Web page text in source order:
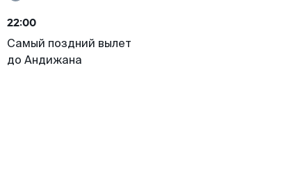
22:00
Самый поздний вылет
до Андижана